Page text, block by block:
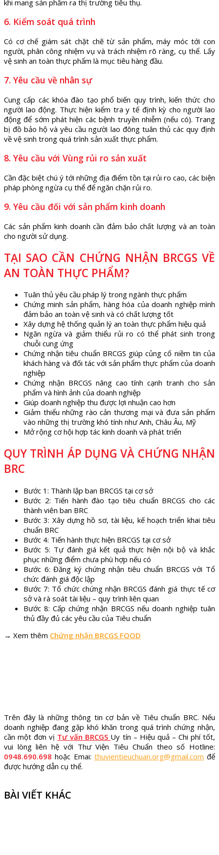
khi mang sản phẩm ra thị trường tiêu thụ.
6. Kiểm soát quá trình
Có cơ chế giám sát chặt chẽ từ sản phẩm, máy móc tới con
người, phân công nhiệm vụ và trách nhiệm rõ ràng, cụ thể. Lấy
vệ sinh an toàn thực phẩm là mục tiêu hàng đầu.
7. Yêu cầu về nhân sự
Cung cấp các khóa đào tạo phổ biến quy trình, kiến thức cho
người lao động. Thực hiện kiểm tra y tế định kỳ cho người lao
động để sớm phát hiện các bệnh truyền nhiễm (nếu có). Trang
bị đồ bảo hộ và yêu cầu người lao đông tuân thủ các quy định
về vệ sinh trong quá trình sản xuất thực phẩm.
8. Yêu cầu với Vùng rủi ro sản xuất
Cần đặc biệt chú ý tới những địa điểm tồn tại rủi ro cao, các biện
pháp phòng ngừa cụ thể để ngăn chặn rủi ro.
9. Yêu cầu đối với sản phẩm kinh doanh
Các sản phẩm kinh doanh cần đảm bảo chất lượng và an toàn
cho người sử dụng.
TẠI SAO CẦN CHỨNG NHẬN BRCGS VỀ
AN TOÀN THỰC PHẨM?
Tuân thủ yêu cầu pháp lý trong ngành thực phẩm
Chứng minh sản phẩm, hàng hóa của doanh nghiệp mình
đảm bảo an toàn vệ sinh và có chất lượng tốt
Xây dựng hệ thống quản lý an toàn thực phẩm hiệu quả
Ngăn ngừa và giảm thiểu rủi ro có thể phát sinh trong
chuỗi cung ứng
Chứng nhận tiêu chuẩn BRCGS giúp củng cố niềm tin của
khách hàng và đối tác với sản phẩm thực phẩm của doanh
nghiệp
Chứng nhận BRCGS nâng cao tính cạnh tranh cho sản
phẩm và hình ảnh của doanh nghiệp
Giúp doanh nghiệp thu được lợi nhuận cao hơn
Giảm thiểu những rào cản thương mại và đưa sản phẩm
vào những thị trường khó tính như Anh, Châu Âu, Mỹ
Mở rộng cơ hội hợp tác kinh doanh và phát triển
QUY TRÌNH ÁP DỤNG VÀ CHỨNG NHẬN
BRC
Bước 1: Thành lập ban BRCGS tại cơ sở
Bước 2: Tiến hành đào tạo tiêu chuẩn BRCGS cho các
thành viên ban BRC
Bước 3: Xây dựng hồ sơ, tài liệu, kế hoạch triển khai tiêu
chuẩn BRC
Bước 4: Tiến hành thực hiện BRCGS tại cơ sở
Bước 5: Tự đánh giá kết quả thực hiện nội bộ và khắc
phục những điểm chưa phù hợp nếu có
Bước 6: Đăng ký chứng nhận tiêu chuẩn BRCGS với Tổ
chức đánh giá độc lập
Bước 7: Tổ chức chứng nhận BRCGS đánh giá thực tế cơ
sở và rà soát tài liệu – quy trình liên quan
Bước 8: Cấp chứng nhận BRCGS nếu doanh nghiệp tuân
thủ đầy đủ các yêu cầu của Tiêu chuẩn
→ Xem thêm Chứng nhận BRCGS FOOD
Trên đây là những thông tin cơ bản về Tiêu chuẩn BRC. Nếu
doanh nghiệp đang gặp khó khăn trong quá trình chứng nhận,
cần một đơn vị Tư vấn BRCGS Uy tín – Hiệu quả – Chi phí tốt,
vui lòng liên hệ với Thư Viện Tiêu Chuẩn theo số Hotline:
0948.690.698 hoặc Emai: thuvientieuchuan.org@gmail.com để
được hướng dẫn cụ thể.
BÀI VIẾT KHÁC